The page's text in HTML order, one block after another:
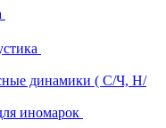
динамики ( С/Ч, Н/
иномарок